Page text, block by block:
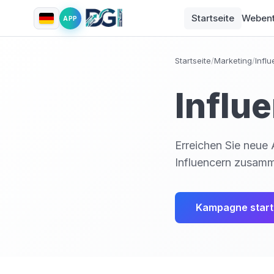
APP Startseite
Startseite/Marketing/
Erreichen Sie
Influencern
Kampagne